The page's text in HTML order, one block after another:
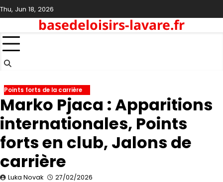
Skip
to
Thu, Jun 18, 2026
basedeloisirs-lavare.fr
Points forts de la carrière
Marko Pjaca : Apparitions
internationales, Points
forts en club, Jalons de
carrière
Luka Novak 27/02/2026